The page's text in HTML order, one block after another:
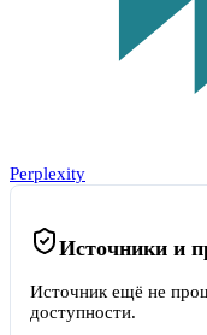
Perplexity
Источники и
Источник ещё не
доступности.